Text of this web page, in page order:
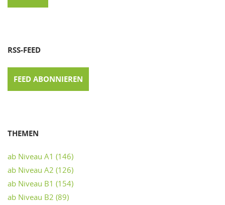
RSS-FEED
FEED ABONNIEREN
THEMEN
ab Niveau A1 (146)
ab Niveau A2 (126)
ab Niveau B1 (154)
ab Niveau B2 (89)